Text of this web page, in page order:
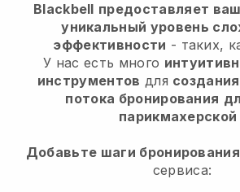
Blackbell предоставляет
уникальный уровень
эффективности - таких,
У нас есть много
инструментов для
потока бронирования
парикмахерской
Добавьте шаги бронирования
сервиса: